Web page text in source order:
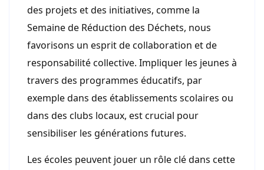
des projets et des initiatives, comme la
Semaine de Réduction des Déchets, nous
favorisons un esprit de collaboration et de
responsabilité collective. Impliquer les jeunes à
travers des programmes éducatifs, par
exemple dans des établissements scolaires ou
dans des clubs locaux, est crucial pour
sensibiliser les générations futures.
Les écoles peuvent jouer un rôle clé dans cette